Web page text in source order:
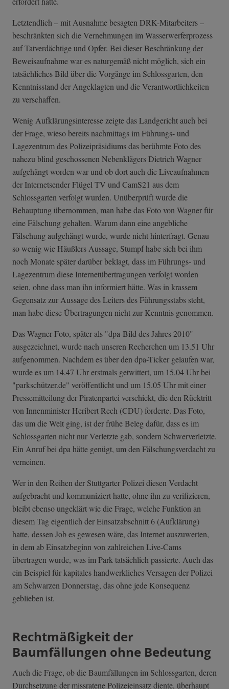
Letztendlich – mit Ausnahme besagten DRK-Mitarbeiters –
beschränkten sich die Vernehmungen im Wasserwerferprozess
auf Tatverdächtige und Opfer. Bei dieser Beschränkung der
Beweisaufnahme war es naturgemäß nicht möglich, sich ein
tatsächliches Bild über die Vorgänge im Schlossgarten, den
Kenntnisstand der Angeklagten und die Verantwortlichkeiten
zu verschaffen.
Wenig Aufklärungsinteresse zeigte das Landgericht auch bei
der Frage, wieso bereits nachmittags im Führungs- und
Lagezentrum des Polizeipräsidiums das berühmte Foto des
nahezu blind geschossenen Nebenklägers Dietrich Wagner
aufgehängt worden war und ob dort auch die Liveaufnahmen
der Internetsender Flügel TV und CamS21 aus dem
Schlossgarten verfolgt wurden. Unüberprüft wurde die
Behauptung übernommen, man habe das Foto von Wagner für
eine Fälschung gehalten. Warum dann eine angebliche
Fälschung aufgehängt wurde, wurde nicht hinterfragt. Genau
so wenig wie Häußlers Aussage, Stumpf habe sich bei ihm
noch Monate später darüber beklagt, dass im Führungs- und
Lagezentrum diese Internetübertragungen verfolgt worden
seien, ohne dass man ihn informiert hätte. Was in krassem
Gegensatz zur Aussage des Leiters des Führungsstabs steht,
man habe diese Übertragungen nicht zur Kenntnis genommen.
Das Wagner-Foto, später als "dpa-Bild des Jahres 2010"
ausgezeichnet, wurde nach unseren Recherchen um 13.51 Uhr
aufgenommen. Nachdem es über den dpa-Ticker gelaufen war,
wurde es um 14.47 Uhr erstmals getwittert, um 15.04 Uhr bei
"parkschützer.de" veröffentlicht und um 15.05 Uhr mit einer
Pressemitteilung der Piratenpartei verschickt, die den Rücktritt
von Innenminister Heribert Rech (CDU) forderte. Das Foto,
das um die Welt ging, ist der frühe Beleg dafür, dass es im
Schlossgarten nicht nur Verletzte gab, sondern Schwerverletzte.
Ein Anruf bei dpa hätte genügt, um den Fälschungsverdacht zu
verneinen.
Wer in den Reihen der Stuttgarter Polizei diesen Verdacht
aufgebracht und kommuniziert hatte, ohne ihn zu verifizieren,
bleibt ebenso ungeklärt wie die Frage, welche Funktion an
diesem Tag eigentlich der Einsatzabschnitt 6 (Aufklärung)
hatte, dessen Job es gewesen wäre, das Internet auszuwerten,
in dem ab Einsatzbeginn von zahlreichen Live-Cams
übertragen wurde, was im Park tatsächlich passierte. Auch das
ein Beispiel für kapitales handwerkliches Versagen der Polizei
am Schwarzen Donnerstag, das ohne jede Konsequenz
geblieben ist.
Rechtmäßigkeit der
Baumfällungen ohne Bedeutung
Auch die Frage, ob die Baumfällungen im Schlossgarten, deren
Durchsetzung der missratene Polizeieinsatz diente, überhaupt